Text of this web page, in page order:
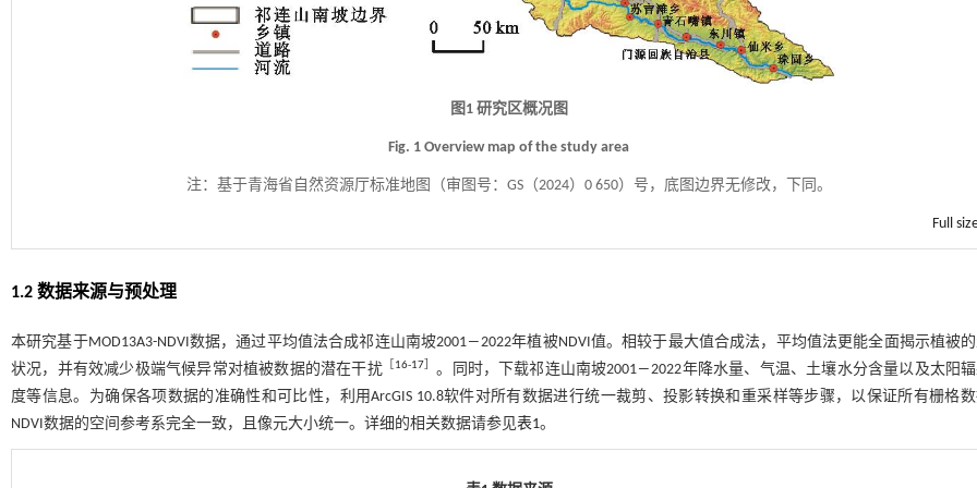
图1 研究区概况图
Fig. 1 Overview map of the study area
注： 基于青海省自然资源厅标准地图（审图号：GS（2024）0 650）号，底图边界无修改，下同。
Full
1.2 数据来源与预处理
本研究基于MOD13A3-NDVI数据，通过平均值法合成祁连山南坡2001―2022年植被NDVI值。相较于最大值合成法，平均值法更能全面揭示植被
状况，并有效减少极端气候异常对植被数据的潜在干扰［ 16-17］ 。同时，下载祁连山南坡2001―2022年降水量、气温、土壤水分含量以及太阳
度等信息。为确保各项数据的准确性和可比性，利用ArcGIS 10.8软件对所有数据进行统一裁剪、投影转换和重采样等步骤，以保证所有栅格
NDVI数据的空间参考系完全一致，且像元大小统一。详细的相关数据请参见表1。